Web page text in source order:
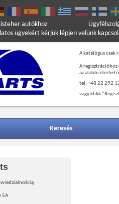
autókhoz
ügyekért kérjük lépjen velünk
A katalógus csak
A regisztrációhoz
az alábbi
tel. +48 22 292
vagy klikk
Keresés
5A